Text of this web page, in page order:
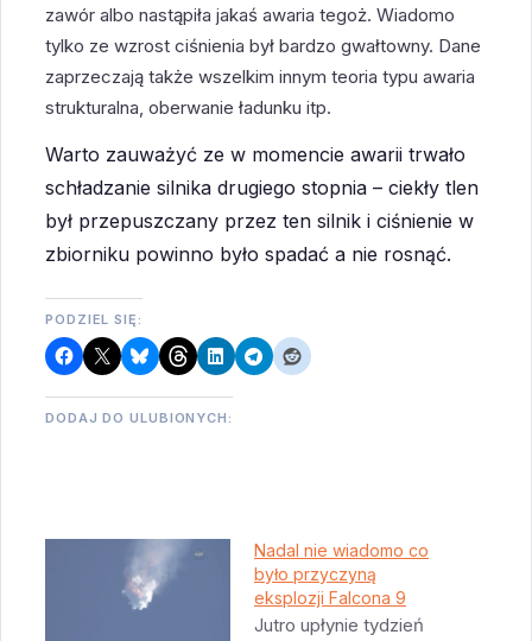
zawór albo nastąpiła jakaś awaria tegoż. Wiadomo
tylko ze wzrost ciśnienia był bardzo gwałtowny. Dane
zaprzeczają także wszelkim innym teoria typu awaria
strukturalna, oberwanie ładunku itp.
Warto zauważyć ze w momencie awarii trwało
schładzanie silnika drugiego stopnia – ciekły tlen
był przepuszczany przez ten silnik i ciśnienie w
zbiorniku powinno było spadać a nie rosnąć.
PODZIEL SIĘ:
DODAJ DO ULUBIONYCH:
Nadal nie wiadomo co
było przyczyną
eksplozji Falcona 9
Jutro upłynie tydzień